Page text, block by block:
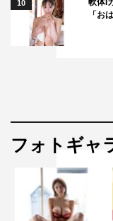
10
「お
フォトギャ